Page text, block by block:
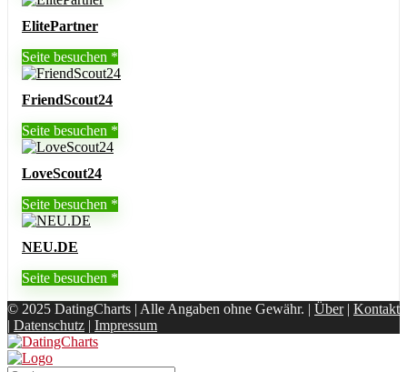
ElitePartner
Seite besuchen
FriendScout24
Seite besuchen
LoveScout24
Seite besuchen
NEU.DE
Seite besuchen
© 2025 DatingCharts | Alle Angaben ohne Gewähr. | Über| Kontakt
| Datenschutz | Impressum